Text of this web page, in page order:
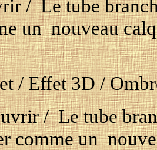
/ Le tube
un nouveau
/ Effet 3D /
/ Le tube
comme un